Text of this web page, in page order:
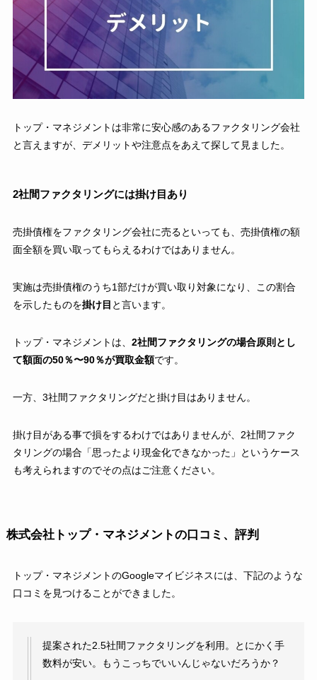
トップ・マネジメントは非常に安心感のあるファクタリング会社
と言えますが、デメリットや注意点をあえて探して見ました。
2社間ファクタリングには掛け目あり
売掛債権をファクタリング会社に売るといっても、売掛債権の額
面全額を買い取ってもらえるわけではありません。
実施は売掛債権のうち1部だけが買い取り対象になり、この割合
を示したものを掛け目 と言います。
トップ・マネジメントは、 2社間ファクタリングの場合原則とし
て額面の50％〜90％が買取金額です。
一方、3社間ファクタリングだと掛け目はありません。
掛け目がある事で損をするわけではありませんが、2社間ファク
タリングの場合「思ったより現金化できなかった」というケース
も考えられますのでその点はご注意ください。
株式会社トップ・マネジメントの口コミ、評判
トップ・マネジメントのGoogleマイビジネスには、下記のような
口コミを見つけることができました。
提案された2.5社間ファクタリングを利用。とにかく手
数料が安い。もうこっちでいいんじゃないだろうか？